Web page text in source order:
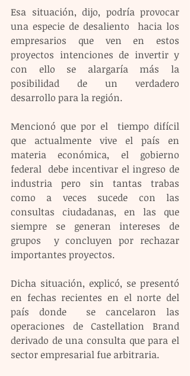
Esa situación, dijo, podría provocar
una especie de desaliento  hacia los
empresarios que ven en estos
proyectos intenciones de invertir y
con ello se alargaría más la
posibilidad de un verdadero
desarrollo para la región.
Mencionó que por el  tiempo difícil
que actualmente vive el país en
materia económica, el gobierno
federal  debe incentivar el ingreso de
industria pero sin tantas trabas
como a veces sucede con las
consultas ciudadanas, en las que
siempre se generan intereses de
grupos  y concluyen por rechazar
importantes proyectos.
Dicha situación, explicó, se presentó
en fechas recientes en el norte del
país donde  se cancelaron las
operaciones de Castellation Brand
derivado de una consulta que para el
sector empresarial fue arbitraria.